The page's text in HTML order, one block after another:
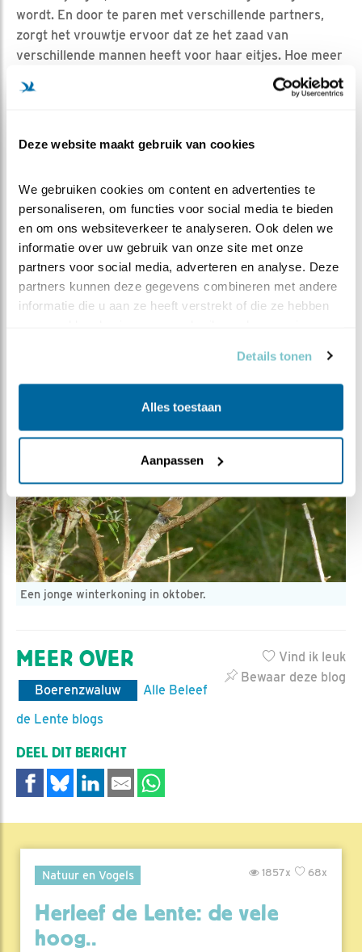
Deze website maakt gebruik van cookies
We gebruiken cookies om content en advertenties te
personaliseren, om functies voor social media te bieden
en om ons websiteverkeer te analyseren. Ook delen we
informatie over uw gebruik van onze site met onze
partners voor social media, adverteren en analyse. Deze
partners kunnen deze gegevens combineren met andere
informatie die u aan ze heeft verstrekt of die ze hebben
Details tonen
Alles toestaan
Aanpassen
wordt. En door te paren met verschillende partners,
zorgt het vrouwtje ervoor dat ze het zaad van
verschillende mannen heeft voor haar eitjes. Hoe meer
variatie, hoe robuuster de populatie. Het mannetje
zorgt er zo voor dat zijn genen beter verspreiden. En
NIET OUD
leeftijd is ongeveer een half jaar oud. Dat betekent dat
er een hele hoge sterfte is onder de jongen en dat een
groot deel nooit volwassen wordt. Daar staat dan
tegenover dat als ze wel hun eerste jaar halen, ze ook
snelle voortplanters zijn. Ze leggen 6 tot 7 eitjes per
nest en broeden meestal twee keer per jaar, heel soms
niveau zitten. En ook groeit de populatie, ondanks de
Een jonge winterkoning in oktober.
Vind ik leuk
Bewaar deze blog
MEER OVER
Boerenzwaluw
Alle Beleef
de Lente blogs
DEEL DIT BERICHT
Natuur en Vogels 68x
1857x
Herleef de Lente: de vele
hoog..